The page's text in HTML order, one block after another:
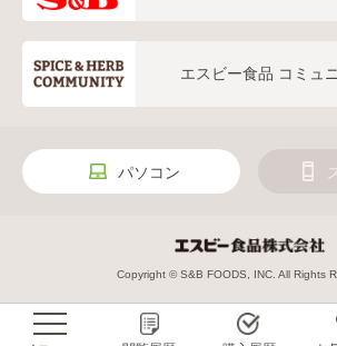
エスビー食品 コミュ
パソコン
Copyright © S&B FOODS, INC. All Rights